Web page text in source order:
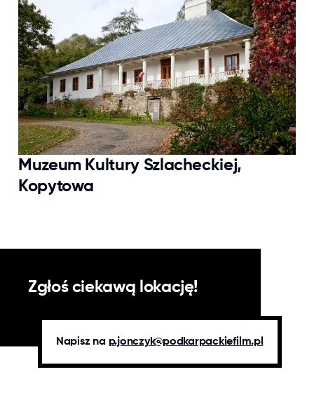
Muzeum Kultury Szlacheckiej,
Kopytowa
Zgłoś ciekawą lokację!
Napisz na p.jonczyk@podkarpackiefilm.pl